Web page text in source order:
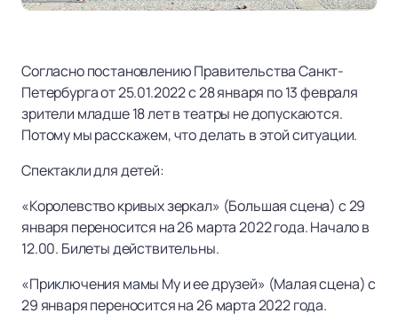
Согласно постановлению Правительства Санкт-
Петербурга от 25.01.2022 с 28 января по 13 февраля
зрители младше 18 лет в театры не допускаются.
Потому мы расскажем, что делать в этой ситуации.
Спектакли для детей:
«Королевство кривых зеркал» (Большая сцена) с 29
января переносится на 26 марта 2022 года. Начало в
12.00. Билеты действительны.
«Приключения мамы Му и ее друзей» (Малая сцена) с
29 января переносится на 26 марта 2022 года.